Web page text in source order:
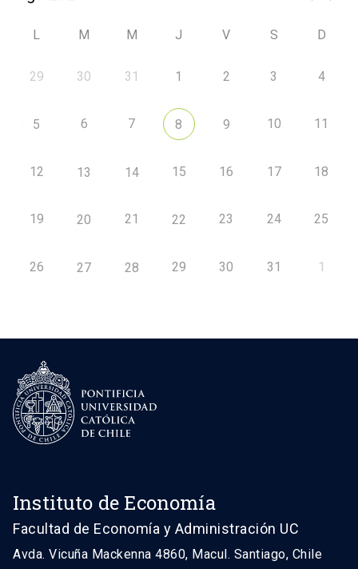
L M M J V S D
29 30 31 1 2 3 4
5 6 7 8 9 10 11
12 13 14 15 16 17 18
19 20 21 22 23 24 25
26 27 28 29 30 31 1
Instituto de Economía
Facultad de Economía y Administración UC
Avda. Vicuña Mackenna 4860, Macul. Santiago, Chile